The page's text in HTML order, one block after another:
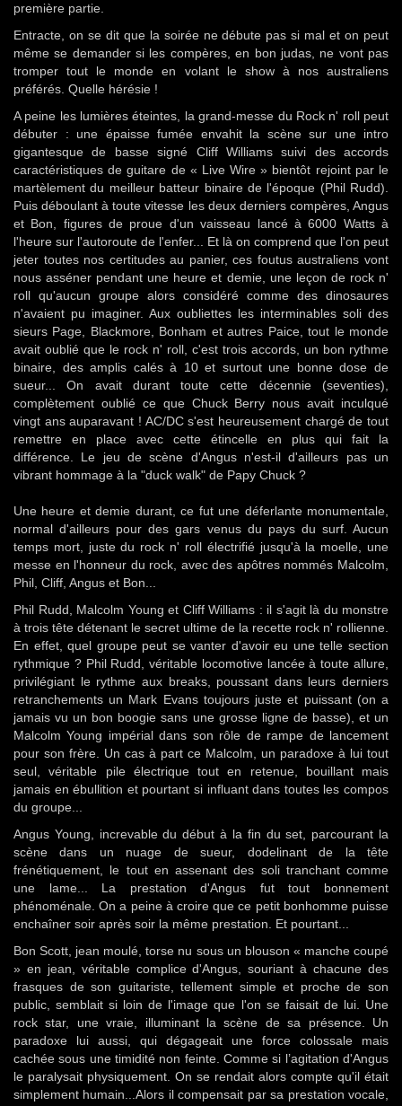
première partie.
Entracte, on se dit que la soirée ne débute pas si mal et on peut
même se demander si les compères, en bon judas, ne vont pas
tromper tout le monde en volant le show à nos australiens
préférés. Quelle hérésie !
A peine les lumières éteintes, la grand-messe du Rock n' roll peut
débuter : une épaisse fumée envahit la scène sur une intro
gigantesque de basse signé Cliff Williams suivi des accords
caractéristiques de guitare de « Live Wire » bientôt rejoint par le
martèlement du meilleur batteur binaire de l'époque (Phil Rudd).
Puis déboulant à toute vitesse les deux derniers compères, Angus
et Bon, figures de proue d'un vaisseau lancé à 6000 Watts à
l'heure sur l'autoroute de l'enfer... Et là on comprend que l'on peut
jeter toutes nos certitudes au panier, ces foutus australiens vont
nous asséner pendant une heure et demie, une leçon de rock n'
roll qu'aucun groupe alors considéré comme des dinosaures
n'avaient pu imaginer. Aux oubliettes les interminables soli des
sieurs Page, Blackmore, Bonham et autres Paice, tout le monde
avait oublié que le rock n' roll, c'est trois accords, un bon rythme
binaire, des amplis calés à 10 et surtout une bonne dose de
sueur... On avait durant toute cette décennie (seventies),
complètement oublié ce que Chuck Berry nous avait inculqué
vingt ans auparavant ! AC/DC s'est heureusement chargé de tout
remettre en place avec cette étincelle en plus qui fait la
différence. Le jeu de scène d'Angus n'est-il d'ailleurs pas un
vibrant hommage à la "duck walk" de Papy Chuck ?
Une heure et demie durant, ce fut une déferlante monumentale,
normal d'ailleurs pour des gars venus du pays du surf. Aucun
temps mort, juste du rock n' roll électrifié jusqu'à la moelle, une
messe en l'honneur du rock, avec des apôtres nommés Malcolm,
Phil, Cliff, Angus et Bon...
Phil Rudd, Malcolm Young et Cliff Williams : il s'agit là du monstre
à trois tête détenant le secret ultime de la recette rock n' rollienne.
En effet, quel groupe peut se vanter d'avoir eu une telle section
rythmique ? Phil Rudd, véritable locomotive lancée à toute allure,
privilégiant le rythme aux breaks, poussant dans leurs derniers
retranchements un Mark Evans toujours juste et puissant (on a
jamais vu un bon boogie sans une grosse ligne de basse), et un
Malcolm Young impérial dans son rôle de rampe de lancement
pour son frère. Un cas à part ce Malcolm, un paradoxe à lui tout
seul, véritable pile électrique tout en retenue, bouillant mais
jamais en ébullition et pourtant si influant dans toutes les compos
du groupe...
Angus Young, increvable du début à la fin du set, parcourant la
scène dans un nuage de sueur, dodelinant de la tête
frénétiquement, le tout en assenant des soli tranchant comme
une lame... La prestation d'Angus fut tout bonnement
phénoménale. On a peine à croire que ce petit bonhomme puisse
enchaîner soir après soir la même prestation. Et pourtant...
Bon Scott, jean moulé, torse nu sous un blouson « manche coupé
» en jean, véritable complice d'Angus, souriant à chacune des
frasques de son guitariste, tellement simple et proche de son
public, semblait si loin de l'image que l'on se faisait de lui. Une
rock star, une vraie, illuminant la scène de sa présence. Un
paradoxe lui aussi, qui dégageait une force colossale mais
cachée sous une timidité non feinte. Comme si l’agitation d'Angus
le paralysait physiquement. On se rendait alors compte qu'il était
simplement humain...Alors il compensait par sa prestation vocale,